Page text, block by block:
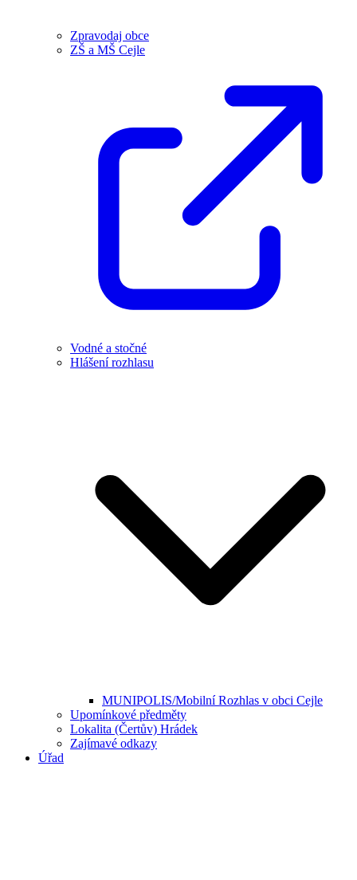
Zpravodaj obce
ZŠ a MŠ Cejle
Vodné a stočné
Hlášení rozhlasu
MUNIPOLIS/Mobilní Rozhlas v obci Cejle
Upomínkové předměty
Lokalita (Čertův) Hrádek
Zajímavé odkazy
Úřad